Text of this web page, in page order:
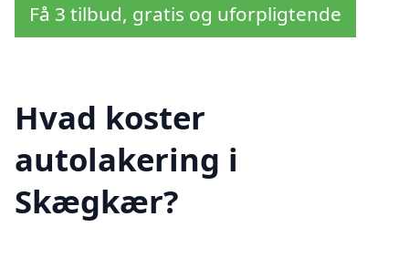
Få 3 tilbud, gratis og uforpligtende
Hvad koster
autolakering i
Skægkær?